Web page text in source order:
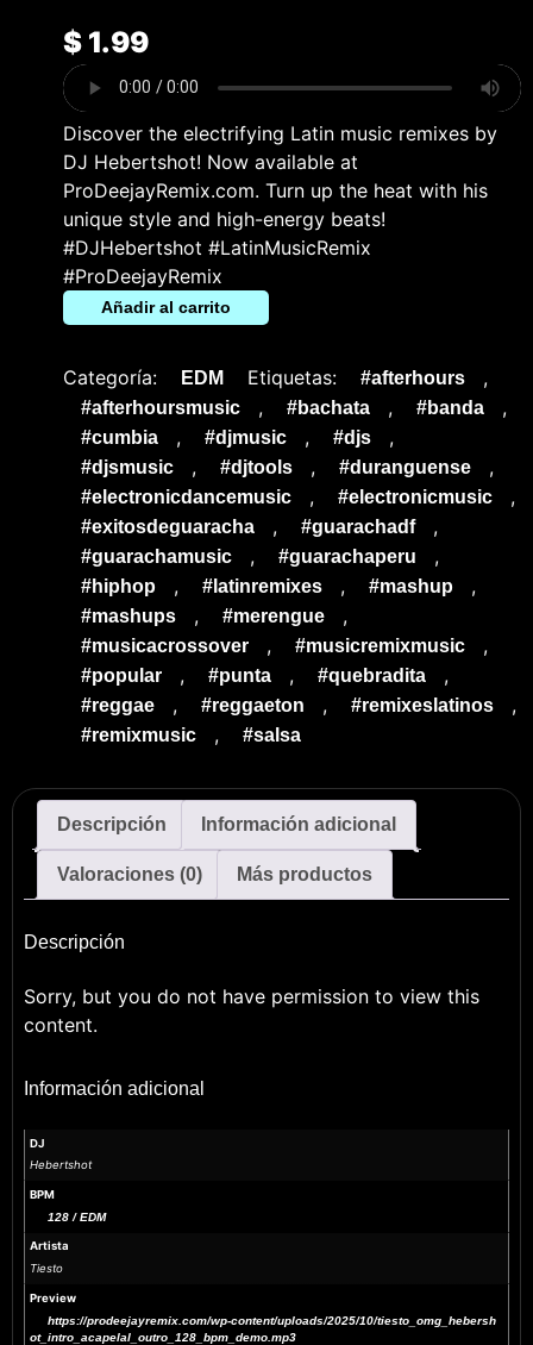
$1.99
Discover the electrifying Latin music remixes by
DJ Hebertshot! Now available at
ProDeejayRemix.com. Turn up the heat with his
unique style and high-energy beats!
#DJHebertshot #LatinMusicRemix
#ProDeejayRemix
Añadir al carrito
Categoría: EDM Etiquetas: #afterhours ,
#afterhoursmusic , #bachata , #banda ,
#cumbia , #djmusic , #djs ,
#djsmusic , #djtools , #duranguense ,
#electronicdancemusic , #electronicmusic ,
#exitosdeguaracha , #guarachadf ,
#guarachamusic , #guarachaperu ,
#hiphop , #latinremixes , #mashup ,
#mashups , #merengue ,
#musicacrossover , #musicremixmusic ,
#popular , #punta , #quebradita ,
#reggae , #reggaeton , #remixeslatinos ,
#remixmusic , #salsa
Descripción Información adicional
Valoraciones (0) Más productos
Descripción
Sorry, but you do not have permission to view this
content.
Información adicional
DJ
Hebertshot
BPM
128 / EDM
Artista
Tiesto
Preview
https://prodeejayremix.com/wp-content/uploads/2025/10/tiesto_omg_hebersh
ot_intro_acapelal_outro_128_bpm_demo.mp3